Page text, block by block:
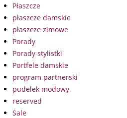
Płaszcze
płaszcze damskie
płaszcze zimowe
Porady
Porady stylistki
Portfele damskie
program partnerski
pudelek modowy
reserved
Sale